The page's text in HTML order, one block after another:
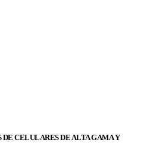
CELULARES DE ALTA GAMA Y